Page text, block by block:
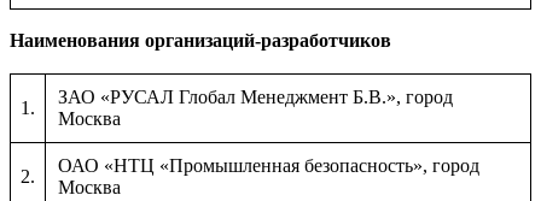
Наименования организаций-разработчиков
1.
ЗАО «РУСАЛ Глобал Менеджмент Б.В.», город
Москва
2.
ОАО «НТЦ «Промышленная безопасность», город
Москва